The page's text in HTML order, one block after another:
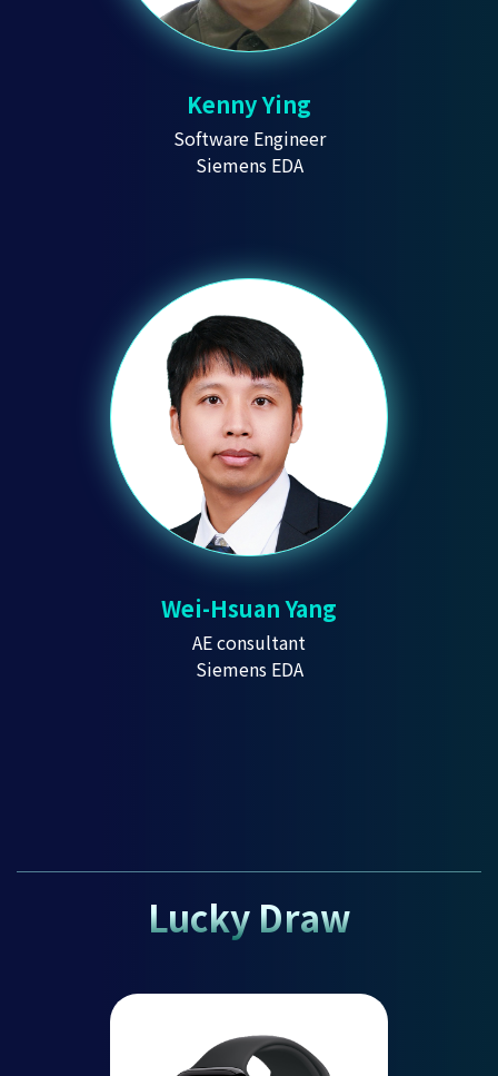
Kenny Ying
Software Engineer
Siemens EDA
Wei-Hsuan Yang
AE consultant
Siemens EDA
Lucky Draw